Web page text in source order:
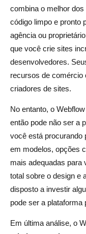
combina o melhor
código limpo e pronto
agência ou
que você crie sites
desenvolvedores.
recursos de comércio
criadores de sites.
No entanto, o
então pode não ser a
você está procurando
em modelos, opções
mais adequadas para
total sobre o design e
disposto a investir
pode ser a plataforma
Em última análise, o